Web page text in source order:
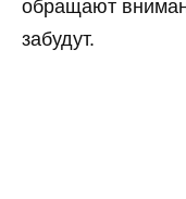
обращают
забудут.